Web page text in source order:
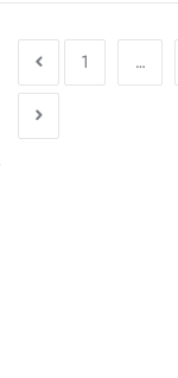
1 …